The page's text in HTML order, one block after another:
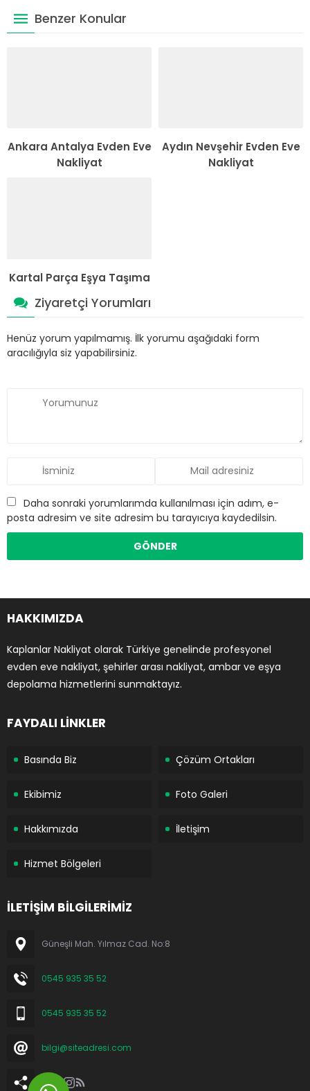
Benzer Konular
Ankara Antalya Evden Eve
Nakliyat
Aydın Nevşehir Evden Eve
Nakliyat
Kartal Parça Eşya Taşıma
Ziyaretçi Yorumları
Henüz yorum yapılmamış. İlk yorumu aşağıdaki form
aracılığıyla siz yapabilirsiniz.
Daha sonraki yorumlarımda kullanılması için adım, e-
posta adresim ve site adresim bu tarayıcıya kaydedilsin.
HAKKIMIZDA
Kaplanlar Nakliyat olarak Türkiye genelinde profesyonel
evden eve nakliyat, şehirler arası nakliyat, ambar ve eşya
depolama hizmetlerini sunmaktayız.
FAYDALI LİNKLER
Basında Biz Çözüm Ortakları
Ekibimiz Foto Galeri
Hakkımızda İletişim
Hizmet Bölgeleri
İLETİŞİM BİLGİLERİMİZ
Güneşli Mah. Yılmaz Cad. No:8
0545 935 35 52
0545 935 35 52
bilgi@siteadresi.com